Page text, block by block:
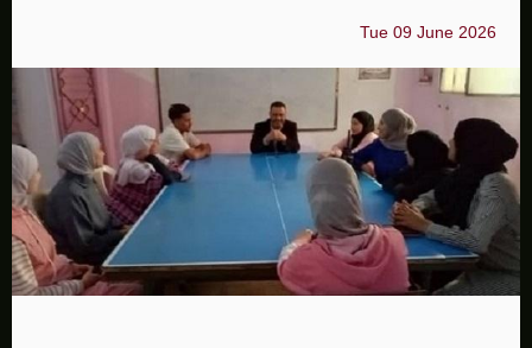
Tue 09 June 2026